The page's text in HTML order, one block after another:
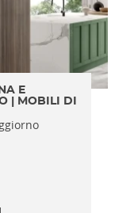
E
| MOBILI DI